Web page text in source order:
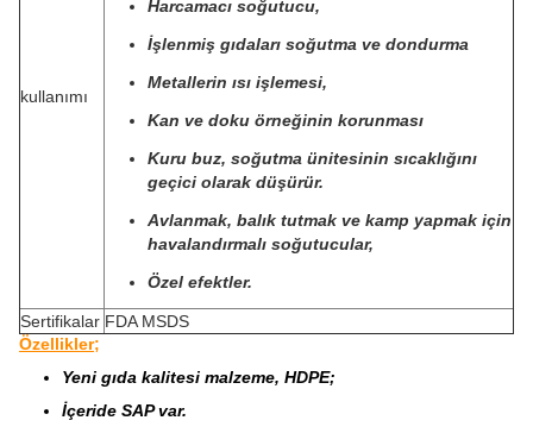
kullanımı
Harcamacı soğutucu,
İşlenmiş gıdaları soğutma ve dondurma
Metallerin ısı işlemesi,
Kan ve doku örneğinin korunması
Kuru buz, soğutma ünitesinin sıcaklığını
geçici olarak düşürür.
Avlanmak, balık tutmak ve kamp yapmak için
havalandırmalı soğutucular,
Özel efektler.
Sertifikalar FDA MSDS
Özellikler;
Yeni gıda kalitesi malzeme, HDPE;
İçeride SAP var.